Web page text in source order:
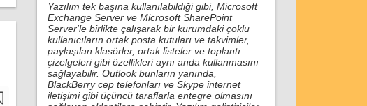
Yazılım tek başına kullanılabildiği gibi, Microsoft
Exchange Server ve Microsoft SharePoint
Server'le birlikte çalışarak bir kurumdaki çoklu
kullanıcıların ortak posta kutuları ve takvimler,
paylaşılan klasörler, ortak listeler ve toplantı
çizelgeleri gibi özellikleri aynı anda kullanmasını
sağlayabilir. Outlook bunların yanında,
BlackBerry cep telefonları ve Skype internet
iletişimi gibi üçüncü taraflarla entegre olmasını